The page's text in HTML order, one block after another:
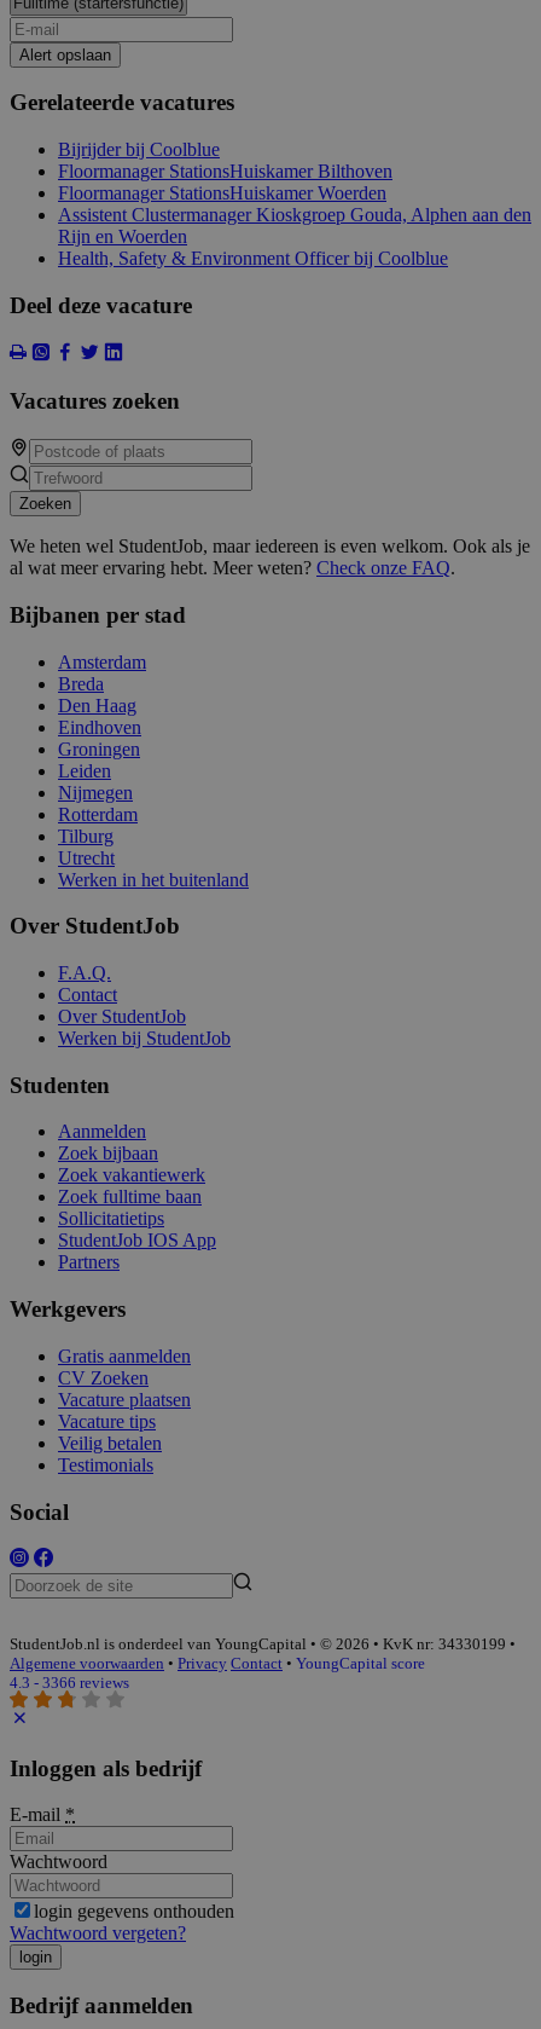
Alert opslaan
Gerelateerde vacatures
Bijrijder bij Coolblue
Floormanager StationsHuiskamer Bilthoven
Floormanager StationsHuiskamer Woerden
Assistent Clustermanager Kioskgroep Gouda, Alphen aan den
Rijn en Woerden
Health, Safety & Environment Officer bij Coolblue
Deel deze vacature
Vacatures zoeken
Zoeken
We heten wel StudentJob, maar iedereen is even welkom. Ook als je
al wat meer ervaring hebt. Meer weten? Check onze FAQ.
Bijbanen per stad
Amsterdam
Breda
Den Haag
Eindhoven
Groningen
Leiden
Nijmegen
Rotterdam
Tilburg
Utrecht
Werken in het buitenland
Over StudentJob
F.A.Q.
Contact
Over StudentJob
Werken bij StudentJob
Studenten
Aanmelden
Zoek bijbaan
Zoek vakantiewerk
Zoek fulltime baan
Sollicitatietips
StudentJob IOS App
Partners
Werkgevers
Gratis aanmelden
CV Zoeken
Vacature plaatsen
Vacature tips
Veilig betalen
Testimonials
Social
StudentJob.nl is onderdeel van YoungCapital • © 2026 • KvK nr: 34330199 •
Algemene voorwaarden • Privacy Contact • YoungCapital score
4.3 - 3366 reviews
Inloggen als bedrijf
E-mail *
Wachtwoord
login gegevens onthouden
Wachtwoord vergeten?
login
Bedrijf aanmelden